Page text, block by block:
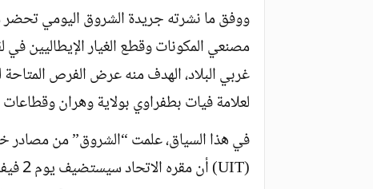
ووفق ما نشرته جريدة الشروق اليومي تحضر
مصنعي المكونات وقطع الغيار الإيطاليين
غربي البلاد، الهدف منه عرض الفرص
لعلامة فيات بطفراوي بولاية وهران
في هذا السياق، علمت “الشروق” من مصادر